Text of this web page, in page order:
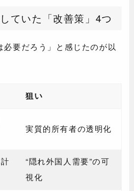
ていた「改善策」4つ
要だろう」と感じたのが以
狙い
実質的所有者の透明化
“隠れ外国人需要”の可
視化